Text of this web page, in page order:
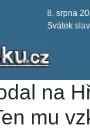
8. srpna
Svátek
na
mu